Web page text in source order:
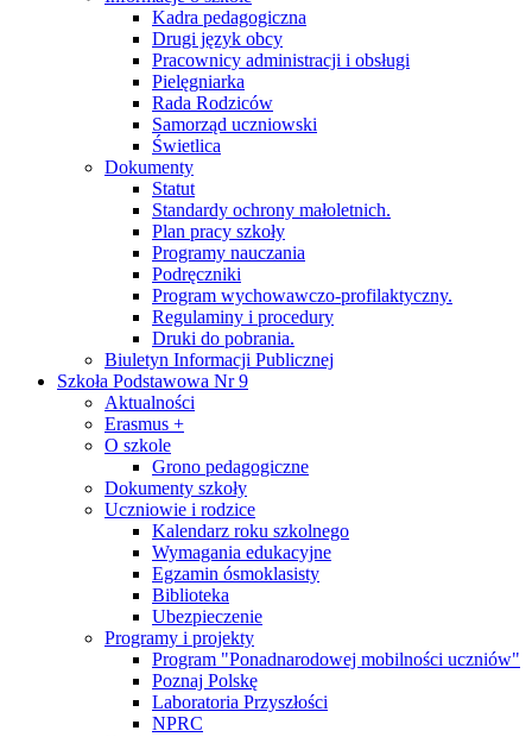
Kadra pedagogiczna
Drugi język obcy
Pracownicy administracji i obsługi
Pielęgniarka
Rada Rodziców
Samorząd uczniowski
Świetlica
Dokumenty
Statut
Standardy ochrony małoletnich.
Plan pracy szkoły
Programy nauczania
Podręczniki
Program wychowawczo-profilaktyczny.
Regulaminy i procedury
Druki do pobrania.
Biuletyn Informacji Publicznej
Szkoła Podstawowa Nr 9
Aktualności
Erasmus +
O szkole
Grono pedagogiczne
Dokumenty szkoły
Uczniowie i rodzice
Kalendarz roku szkolnego
Wymagania edukacyjne
Egzamin ósmoklasisty
Biblioteka
Ubezpieczenie
Programy i projekty
Program "Ponadnarodowej mobilności uczniów"
Poznaj Polskę
Laboratoria Przyszłości
NPRC